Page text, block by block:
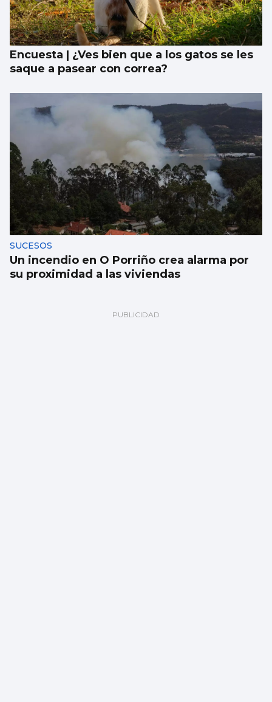
Encuesta | ¿Ves bien que a los gatos se les
saque a pasear con correa?
SUCESOS
Un incendio en O Porriño crea alarma por
su proximidad a las viviendas